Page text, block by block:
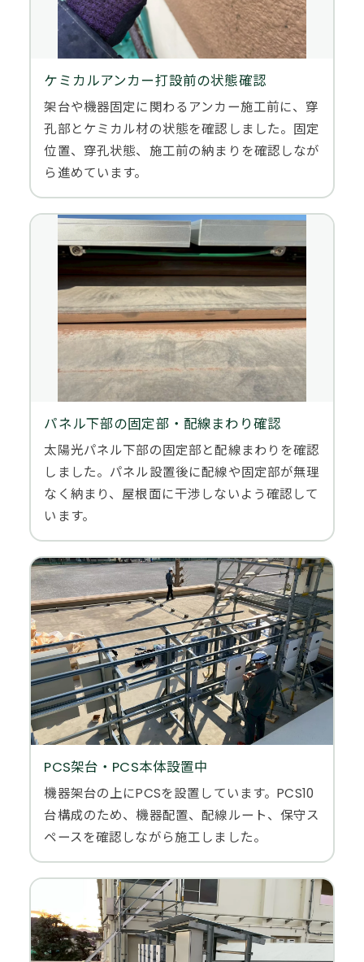
ケミカルアンカー打設前の状態確認
架台や機器固定に関わるアンカー施工前に、穿
孔部とケミカル材の状態を確認しました。固定
位置、穿孔状態、施工前の納まりを確認しなが
ら進めています。
パネル下部の固定部・配線まわり確認
太陽光パネル下部の固定部と配線まわりを確認
しました。パネル設置後に配線や固定部が無理
なく納まり、屋根面に干渉しないよう確認して
います。
PCS架台・PCS本体設置中
機器架台の上にPCSを設置しています。PCS10
台構成のため、機器配置、配線ルート、保守ス
ペースを確認しながら施工しました。